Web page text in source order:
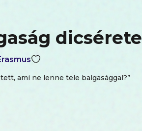
dicsérete
ami ne lenne tele balgasággal?”